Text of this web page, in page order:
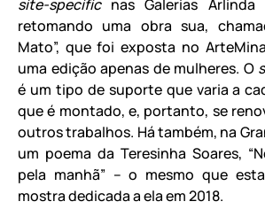
site-specificnas Galerias Arlinda
retomando uma obra sua,
Mato”, que foi exposta no
uma edição apenas de mulheres. O
é um tipo de suporte que varia a
que é montado, e, portanto, se
outros trabalhos. Há também, na
um poema da Teresinha Soares,
pela manhã” – o mesmo que
mostra dedicada a ela em 2018.